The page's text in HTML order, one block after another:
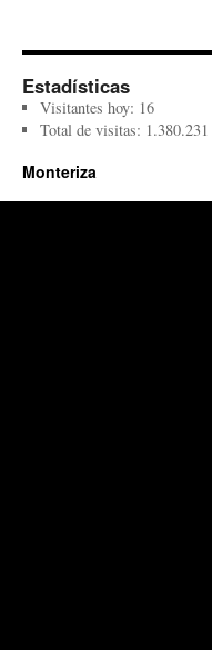
Estadísticas
Visitantes hoy: 16
Total de visitas: 1.380.231
Monteriza